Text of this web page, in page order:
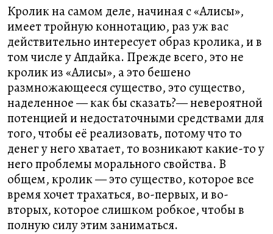
Кролик на самом деле, начиная с «Алисы»,
имеет тройную коннотацию, раз уж вас
действительно интересует образ кролика, и в
том числе у Апдайка. Прежде всего, это не
кролик из «Алисы», а это бешено
размножающееся существо, это существо,
наделенное — как бы сказать?— невероятной
потенцией и недостаточными средствами для
того, чтобы её реализовать, потому что то
денег у него хватает, то возникают какие-то у
него проблемы морального свойства. В
общем, кролик — это существо, которое все
время хочет трахаться, во-первых, и во-
вторых, которое слишком робкое, чтобы в
полную силу этим заниматься.